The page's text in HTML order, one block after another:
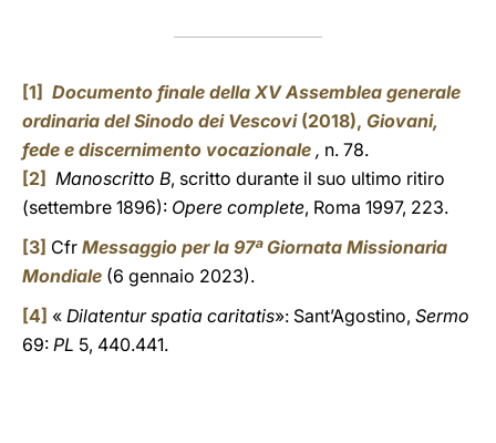
[1] Documento finale della XV Assemblea generale
ordinaria del Sinodo dei Vescovi(2018), Giovani,
fede e discernimento vocazionale , n. 78.
[2] Manoscritto B, scritto durante il suo ultimo ritiro
(settembre 1896): Opere complete, Roma 1997, 223.
[3] Cfr Messaggio per la 97ª Giornata Missionaria
Mondiale (6 gennaio 2023).
[4] « Dilatentur spatia caritatis»: Sant’Agostino, Sermo
69: PL 5, 440.441.